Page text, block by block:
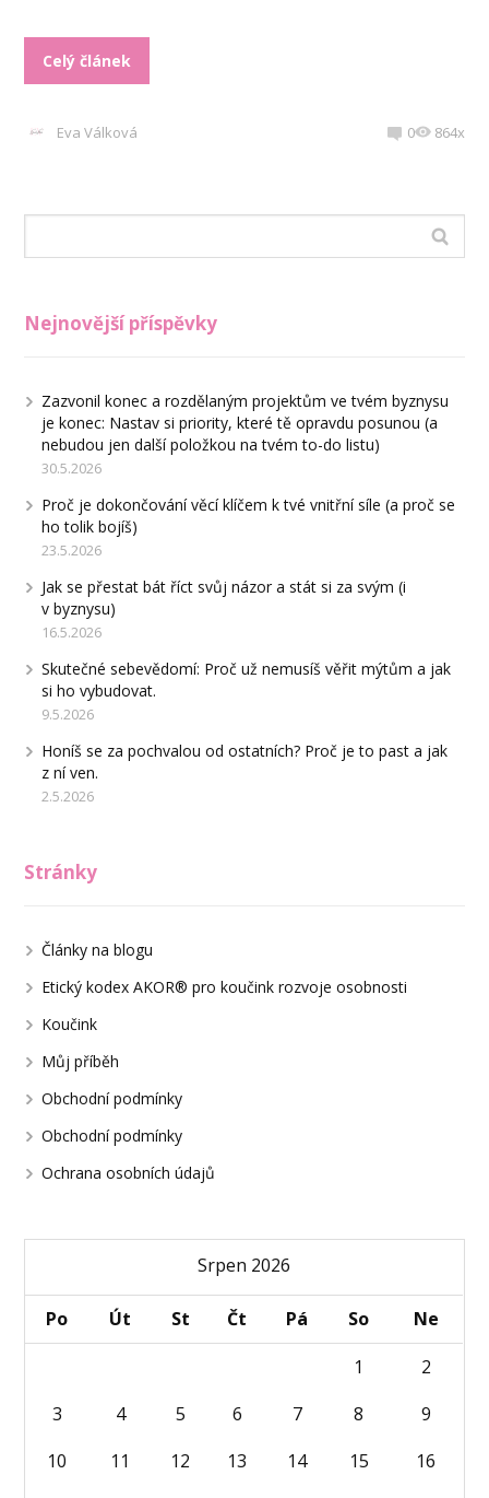
Celý článek
Eva Válková 0 864x
Nejnovější příspěvky
Zazvonil konec a rozdělaným projektům ve tvém byznysu
je konec: Nastav si priority, které tě opravdu posunou (a
nebudou jen další položkou na tvém to-do listu)
30.5.2026
Proč je dokončování věcí klíčem k tvé vnitřní síle (a proč se
ho tolik bojíš)
23.5.2026
Jak se přestat bát říct svůj názor a stát si za svým (i
v byznysu)
16.5.2026
Skutečné sebevědomí: Proč už nemusíš věřit mýtům a jak
si ho vybudovat.
9.5.2026
Honíš se za pochvalou od ostatních? Proč je to past a jak
z ní ven.
2.5.2026
Stránky
Články na blogu
Etický kodex AKOR® pro koučink rozvoje osobnosti
Koučink
Můj příběh
Obchodní podmínky
Obchodní podmínky
Ochrana osobních údajů
Srpen 2026
Po Út St Čt Pá So
Ne
1
2
3
4 5 6 7 8
9
10
11 12 13 14 15
16